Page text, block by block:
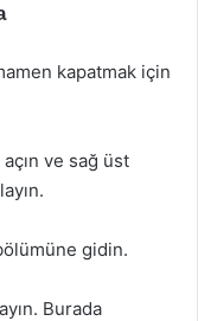
kapatmak için
ve sağ üst
gidin.
Burada